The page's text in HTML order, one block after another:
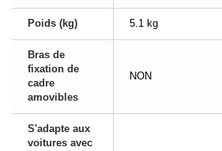
Poids (kg) 5.1 kg
Bras de
fixation de
cadre
amovibles
NON
S'adapte aux
voitures avec